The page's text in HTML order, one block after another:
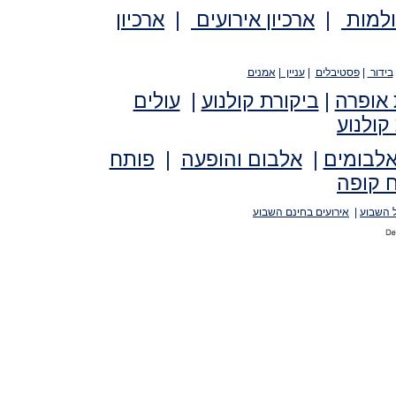
| ארכיון אירועים | ארכיון
בידור |פסטיבלים |עניין |אמנים
אופרה | ביקורת קולנוע |עולים
קולנוע
|אלבום והופעה | פותח
קופה
השבוע אירועים בחינם השבוע